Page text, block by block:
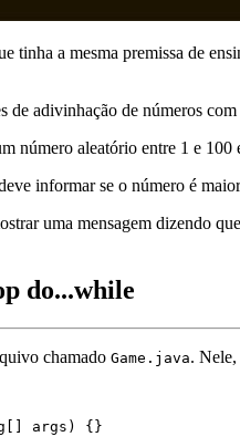
a mesma premissa de
de adivinhação de números
número aleatório entre 1 e
informar se o número é
uma mensagem dizendo
do...while
chamado Game.java. Nele,
args) {}